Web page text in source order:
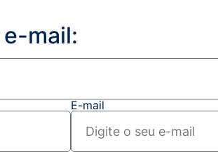
mail:
E-mail